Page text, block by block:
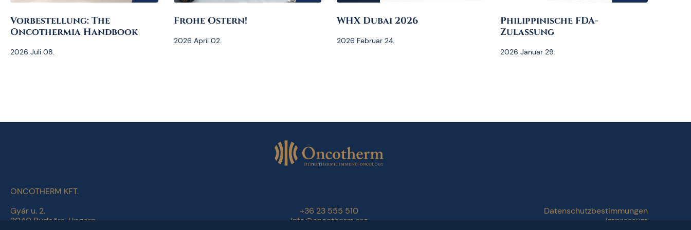
Vorbestellung: The
Oncothermia Handbook
2026 Juli 08.
Frohe Ostern!
2026 April 02.
WHX Dubai 2026
2026 Februar 24.
Philippinische FDA-
Zulassung
2026 Januar 29.
ONCOTHERM KFT.
Gyár u. 2.
2040 Budaörs, Ungarn
+36 23 555 510
info@oncotherm.org
Datenschutzbestimmungen
Impressum